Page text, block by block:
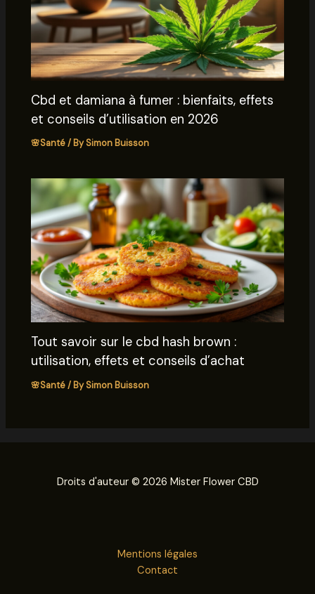
Cbd et damiana à fumer : bienfaits, effets
et conseils d’utilisation en 2026
🌸Santé/ BySimon Buisson
Tout savoir sur le cbd hash brown :
utilisation, effets et conseils d’achat
🌸Santé/ BySimon Buisson
Droits d'auteur © 2026 Mister Flower CBD
Mentions légales
Contact